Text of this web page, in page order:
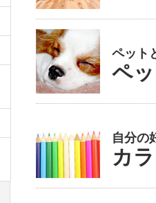
ペット
ペ
自分の
カ